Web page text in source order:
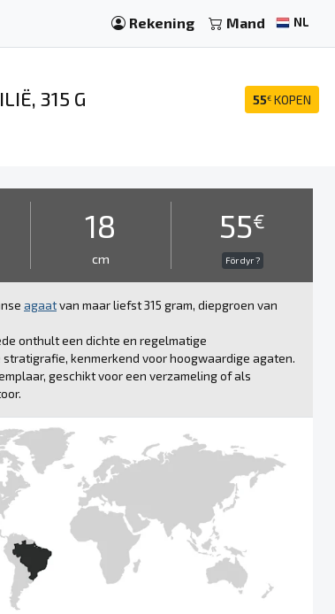
Rekening Mand NL
55€ KOPEN
315 G
18
cm
55€
För dyr ?
agaatvan maar liefst 315 gram, diepgroen van
onthult een dichte en regelmatige
kenmerkend voor hoogwaardige agaten.
geschikt voor een verzameling of als